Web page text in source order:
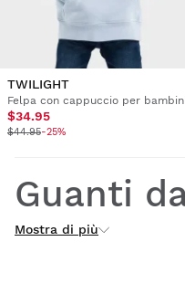
TWILIGHT
Felpa con cappuccio per bambini
$34.95
$44.95-25%
Guanti
bambini
Mostra di più